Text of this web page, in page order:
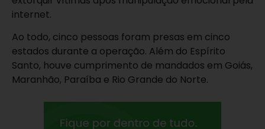
internet.
Ao todo, cinco pessoas foram presas em cinco
estados durante a operação. Além do Espírito
Santo, houve cumprimento de mandados em Goiás,
Maranhão, Paraíba e Rio Grande do Norte.